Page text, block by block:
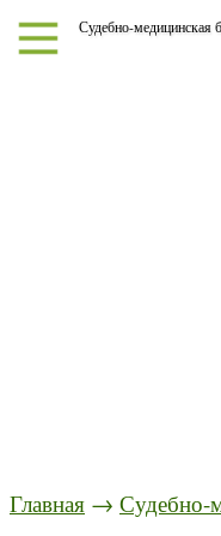
Судебно-медицинская
Главная → Судебно-